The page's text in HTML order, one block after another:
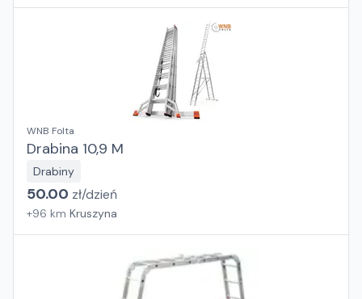
WNB Folta
Drabina 10,9 M
Drabiny
50.00 zł/dzień
+96 km Kruszyna